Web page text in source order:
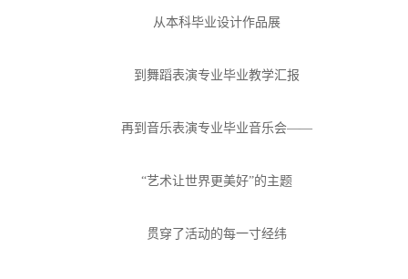
从本科毕业设计作品展
到舞蹈表演专业毕业教学汇报
再到音乐表演专业毕业音乐会——
“艺术让世界更美好”的主题
贯穿了活动的每一寸经纬